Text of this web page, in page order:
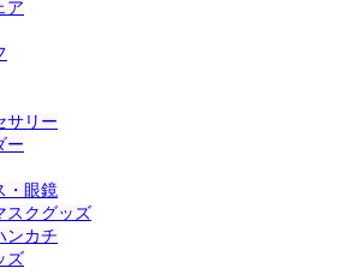
ア
サリー
ー
・眼鏡
スクグッズ
ンカチ
ズ